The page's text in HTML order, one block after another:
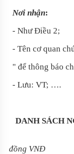
Nơi nhận
- Như Điều 2;
- Tên cơ quan
" để thông báo
- Lưu: VT; ….
DANH SÁCH
đồng VNĐ